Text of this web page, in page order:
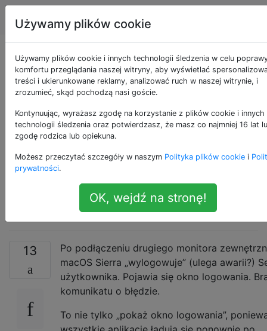
Apple Tagi
Podłączenie
zewnętrznego
monitora
„wylogowuje”
(powoduje awarię?)
Sesji użytkownika
13
Po podłączeniu drugiego monitora
macOS Sierra „wylogowuje” (ulega awarii?)
użytkownika. Pojawia się okno logowania.
komunikatu o błędzie.
To nie tylko „pokaż okno logowania”,
Używamy plików cookie
Używamy plików cookie i innych technologii śledzenia w celu
komfortu przeglądania naszej witryny, aby wyświetlać
treści i ukierunkowane reklamy, analizować ruch w naszej witrynie, i
zrozumieć, skąd pochodzą nasi goście.
Kontynuując, wyrażasz zgodę na korzystanie z plików cookie i innych
technologii śledzenia oraz potwierdzasz, że masz co najmniej 16 lat
zgodę rodzica lub opiekuna.
Możesz przeczytać szczegóły w naszym Polityka plików cookie i
prywatności.
OK, wejdź na stronę!